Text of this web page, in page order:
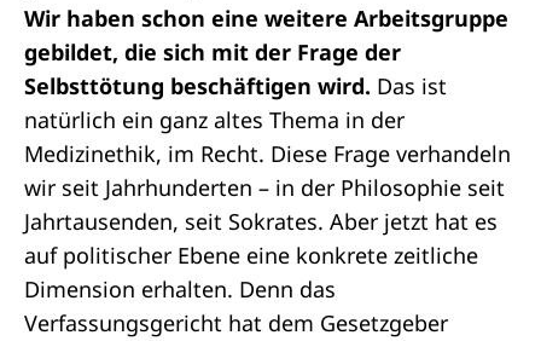
Wir haben schon eine weitere Arbeitsgruppe
gebildet, die sich mit der Frage der
Selbsttötung beschäftigen wird. Das ist
natürlich ein ganz altes Thema in der
Medizinethik, im Recht. Diese Frage verhandeln
wir seit Jahrhunderten – in der Philosophie seit
Jahrtausenden, seit Sokrates. Aber jetzt hat es
auf politischer Ebene eine konkrete zeitliche
Dimension erhalten. Denn das
Verfassungsgericht hat dem Gesetzgeber